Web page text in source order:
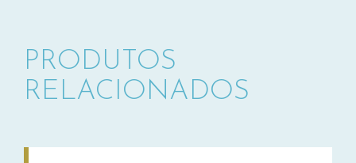
PRODUTOS
RELACIONADOS